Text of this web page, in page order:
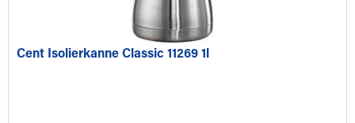
Cent Isolierkanne Classic 11269 1l